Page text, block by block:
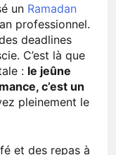
un Ramadan
professionnel.
deadlines
C’est là que
: le jeûne
c’est un
pleinement le
et des repas à